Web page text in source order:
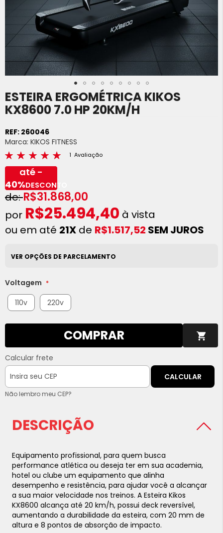
ESTEIRA ERGOMÉTRICA KIKOS
KX8600 7.0 HP 20KM/H
REF: 260046
Marca: KIKOS FITNESS
Avaliações:
1 Avaliação
R$31.868,00
até -
40%DESCONTO
R$25.494,40 à vista
ou em até 21X de R$1.517,52 SEM JUROS
VER OPÇÕES DE PARCELAMENTO
Voltagem
110v
220v
COMPRAR
Calcular frete
CALCULAR
Não lembro meu CEP?
Saltar
para
o
da
Galeria
de
imagens
DESCRIÇÃO
Equipamento profissional, para quem busca
performance atlética ou deseja ter em sua academia,
hotel ou clube um equipamento que alinha
desempenho e resistência, para ajudar você a alcançar
a sua maior velocidade nos treinos. A Esteira Kikos
KX8600 alcança até 20 km/h, possui deck reversível,
aumentando a durabilidade da esteira, com 20 mm de
altura e 8 pontos de absorção de impacto.